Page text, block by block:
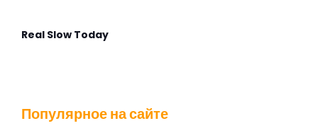
Real Slow Today
Популярное на сайте